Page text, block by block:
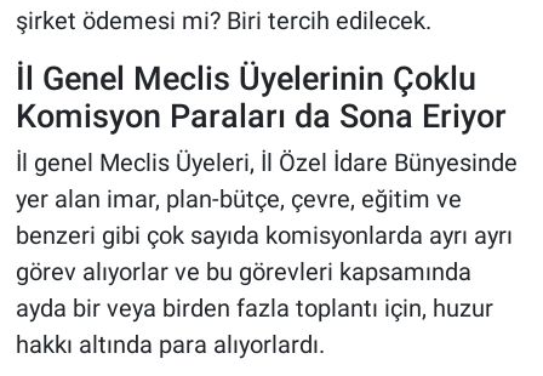
şirket ödemesi mi? Biri tercih edilecek.
İl Genel Meclis Üyelerinin Çoklu
Komisyon Paraları da Sona Eriyor
İl genel Meclis Üyeleri, İl Özel İdare Bünyesinde
yer alan imar, plan-bütçe, çevre, eğitim ve
benzeri gibi çok sayıda komisyonlarda ayrı ayrı
görev alıyorlar ve bu görevleri kapsamında
ayda bir veya birden fazla toplantı için, huzur
hakkı altında para alıyorlardı.